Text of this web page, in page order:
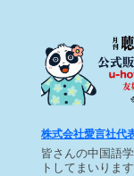
株式会社愛言社代
皆さんの中国語
トしてまいります